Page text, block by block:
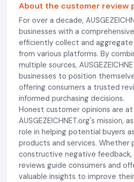
About the customer review
For over a decade,
businesses with a
efficiently collect and
from various platforms. By
multiple sources,
businesses to position
offering consumers a trusted
informed purchasing decisions.
Honest customer opinions are
AUSGEZEICHNET.org's mission,
role in helping potential buyers
products and services. Whether
constructive negative
reviews guide consumers and
valuable insights to improve